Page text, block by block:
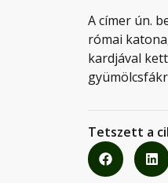
A címer ún.
római
kardjával
Tetszett a